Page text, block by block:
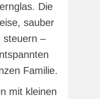
Die
sauber
steuern –
Familie.
mit kleinen